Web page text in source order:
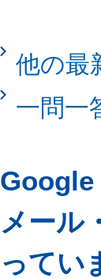
他の最
一問一
Google
メール
ってい